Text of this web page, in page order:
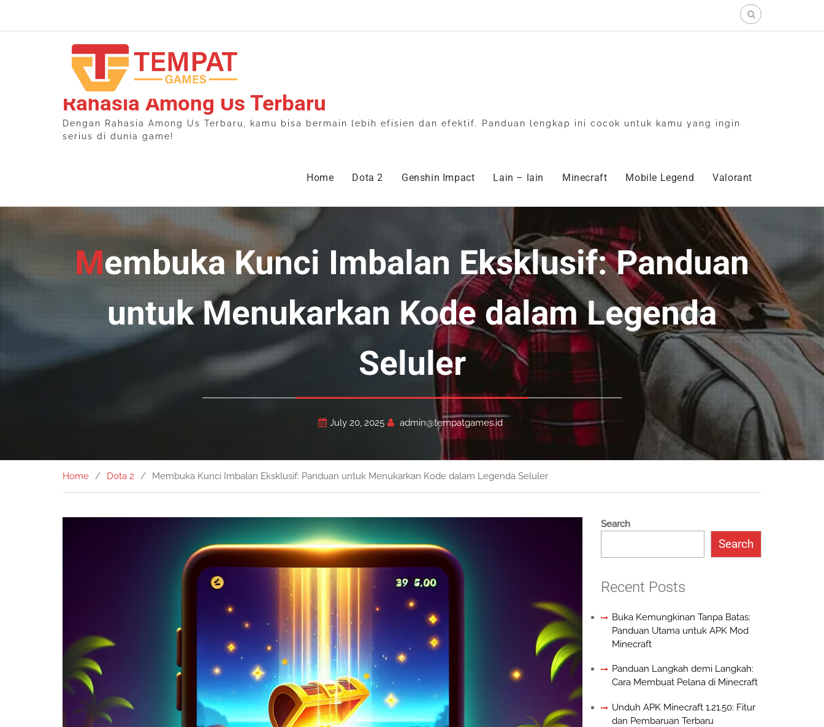
content
Search
for:
Rahasia Among Us Terbaru
Dengan Rahasia Among Us Terbaru, kamu bisa bermain lebih efisien dan efektif. Panduan lengkap ini cocok untuk kamu yang ingin
serius di dunia game!
Home Dota 2 Genshin Impact Lain – lain Minecraft Mobile Legend Valorant
Membuka Kunci Imbalan Eksklusif: Panduan
untuk Menukarkan Kode dalam Legenda
Seluler
July 20, 2025 admin@tempatgames.id
Home Dota 2 Membuka Kunci Imbalan Eksklusif: Panduan untuk Menukarkan Kode dalam Legenda Seluler
Search
Search
Recent Posts
Buka Kemungkinan Tanpa Batas:
Panduan Utama untuk APK Mod
Minecraft
Panduan Langkah demi Langkah:
Cara Membuat Pelana di Minecraft
Unduh APK Minecraft 1.21.50: Fitur
dan Pembaruan Terbaru